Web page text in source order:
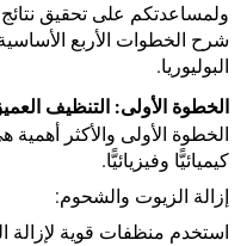
ولمساعدتكم على تحقيق
شرح الخطوات الأربع
البوليوريا.
الخطوة الأولى: التنظيف
الخطوة الأولى والأكثر
كيميائيًّا وفيزيائيًّا.
إزالة الزيوت والشحوم:
استخدم منظفات قوية لإزالة